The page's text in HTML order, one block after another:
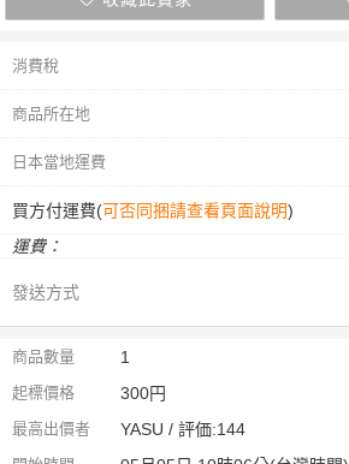
消費稅
商品所在地
日本當地運費
買方付運費(可否同捆請查看頁面說明)
運費：
發送方式
商品數量 1
起標價格 300円
最高出價者 YASU / 評価:144